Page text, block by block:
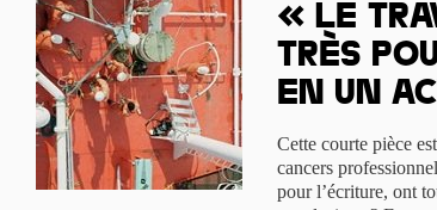
« Le
très
en un
Cette courte pièce
cancers
pour l’écriture, ont